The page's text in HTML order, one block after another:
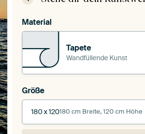
Material
Tapete
Wandfüllende Kunst
Größe
180 x 120180 cm Breite, 120 cm Höhe